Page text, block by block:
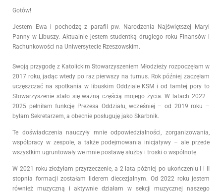
Gotów!
Jestem Ewa i pochodzę z parafii pw. Narodzenia Najświętszej Maryi
Panny w Libuszy. Aktualnie jestem studentką drugiego roku Finansów i
Rachunkowości na Uniwersytecie Rzeszowskim.
Swoją przygodę z Katolickim Stowarzyszeniem Młodzieży rozpoczęłam w
2017 roku, jadąc wtedy po raz pierwszy na turnus. Rok później zaczęłam
uczęszczać na spotkania w libuskim Oddziale KSM i od tamtej pory to
Stowarzyszenie stało się ważną częścią mojego życia. W latach 2022–
2025 pełniłam funkcję Prezesa Oddziału, wcześniej – od 2019 roku –
byłam Sekretarzem, a obecnie posługuję jako Skarbnik.
Te doświadczenia nauczyły mnie odpowiedzialności, zorganizowania,
współpracy w zespole, a także podejmowania inicjatywy – ale przede
wszystkim ugruntowały we mnie postawę służby i troski o wspólnotę.
W 2021 roku złożyłam przyrzeczenie, a 2 lata później po ukończeniu I i II
stopnia formacji zostałam liderem diecezjalnym. Od 2022 roku jestem
również muzyczną i aktywnie działam w sekcji muzycznej naszego